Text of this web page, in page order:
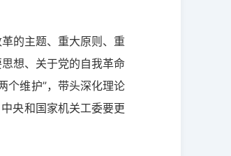
的主题、重大原则、重
想、关于党的自我革命
个维护”，带头深化理论
央和国家机关工委要更